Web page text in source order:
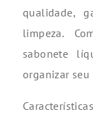
qualidade,
limpeza.
sabonete
organizar